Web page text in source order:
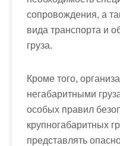
сопровождения, а
вида транспорта и
груза.
Кроме того,
негабаритными
особых правил
крупногабаритных
представлять